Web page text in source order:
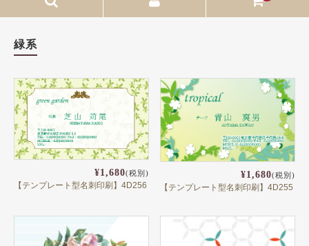
入稿名刺印刷
二つ折り名刺印刷
蛍光白印刷
名刺ケース
ビジネスカラー
緑系
¥1,680(税別)
【テンプレート型名刺印刷】4D256
¥1,680(税別)
【テンプレート型名刺印刷】4D255